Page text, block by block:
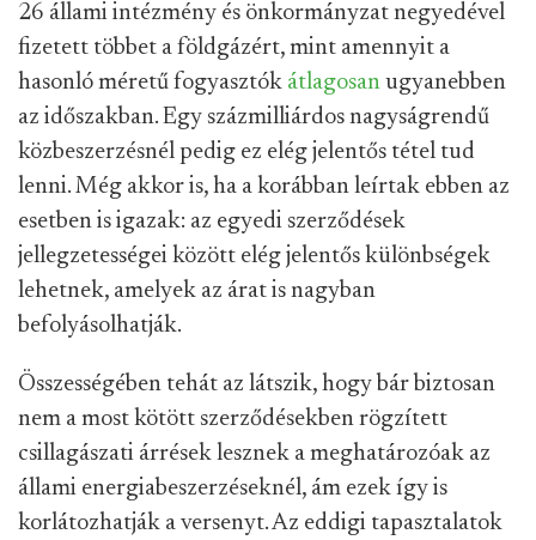
26 állami intézmény és önkormányzat negyedével
fizetett többet a földgázért, mint amennyit a
hasonló méretű fogyasztók átlagosan ugyanebben
az időszakban. Egy százmilliárdos nagyságrendű
közbeszerzésnél pedig ez elég jelentős tétel tud
lenni. Még akkor is, ha a korábban leírtak ebben az
esetben is igazak: az egyedi szerződések
jellegzetességei között elég jelentős különbségek
lehetnek, amelyek az árat is nagyban
befolyásolhatják.
Összességében tehát az látszik, hogy bár biztosan
nem a most kötött szerződésekben rögzített
csillagászati árrések lesznek a meghatározóak az
állami energiabeszerzéseknél, ám ezek így is
korlátozhatják a versenyt. Az eddigi tapasztalatok